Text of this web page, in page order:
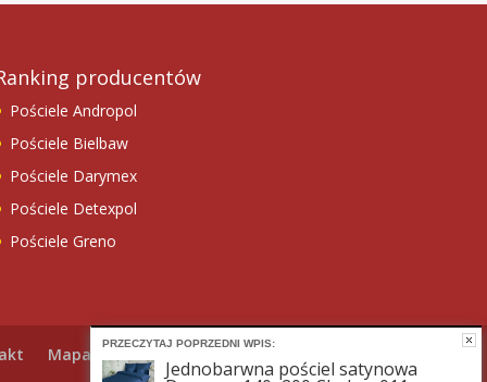
producentów
Pościele Andropol
Pościele Bielbaw
Pościele Darymex
Pościele Detexpol
Pościele Greno
Mapa strony
PRZECZYTAJ POPRZEDNI WPIS:
Jednobarwna pościel satynowa